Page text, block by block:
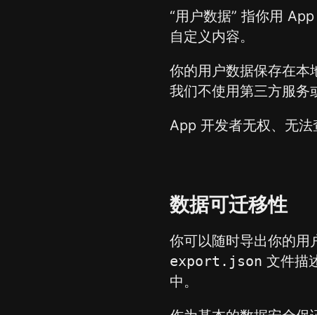
“用户数据” 指你用
自定义内容。
你的用户数据保存在本
我们不使用第三方服务
App 开发者无权、无法
数据可迁移性
你可以随时导出你的用
export.json 文件描
中。